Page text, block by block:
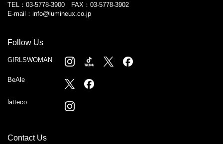
TEL：03-5778-3900 FAX：03-5778-3902
E-mail： info@lumineux.co.jp
Follow Us
GIRLSWOMAN
BeAle
latteco
Contact Us